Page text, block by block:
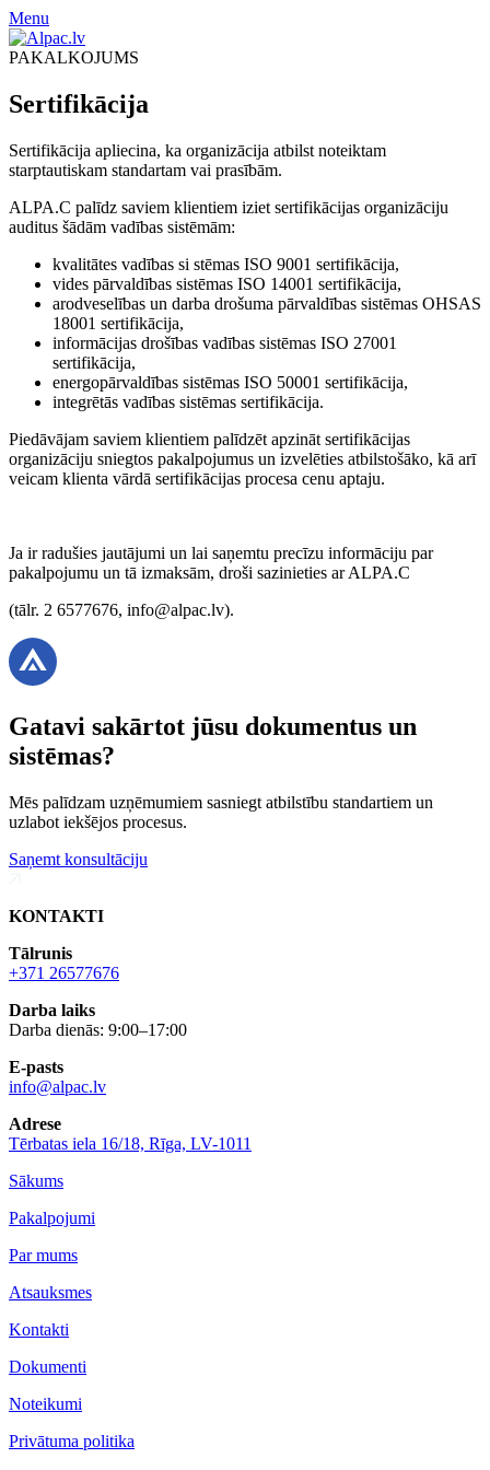
Menu
PAKALKOJUMS
Sertifikācija
Sertifikācija apliecina, ka organizācija atbilst noteiktam
starptautiskam standartam vai prasībām.
ALPA.C palīdz saviem klientiem iziet sertifikācijas organizāciju
auditus šādām vadības sistēmām:
kvalitātes vadības si stēmas ISO 9001 sertifikācija,
vides pārvaldības sistēmas ISO 14001 sertifikācija,
arodveselības un darba drošuma pārvaldības sistēmas OHSAS
18001 sertifikācija,
informācijas drošības vadības sistēmas ISO 27001
sertifikācija,
energopārvaldības sistēmas ISO 50001 sertifikācija,
integrētās vadības sistēmas sertifikācija.
Piedāvājam saviem klientiem palīdzēt apzināt sertifikācijas
organizāciju sniegtos pakalpojumus un izvelēties atbilstošāko, kā arī
veicam klienta vārdā sertifikācijas procesa cenu aptaju.
Ja ir radušies jautājumi un lai saņemtu precīzu informāciju par
pakalpojumu un tā izmaksām, droši sazinieties ar ALPA.C
(tālr. 2 6577676, info@alpac.lv).
Gatavi sakārtot jūsu dokumentus un
sistēmas?
Mēs palīdzam uzņēmumiem sasniegt atbilstību standartiem un
uzlabot iekšējos procesus.
Saņemt konsultāciju
KONTAKTI
Tālrunis
+371 26577676
Darba laiks
Darba dienās: 9:00–17:00
E-pasts
info@alpac.lv
Adrese
Tērbatas iela 16/18, Rīga, LV-1011
Sākums
Pakalpojumi
Par mums
Atsauksmes
Kontakti
Dokumenti
Noteikumi
Privātuma politika